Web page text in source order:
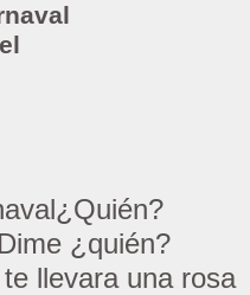
¿quién?
llevara una rosa